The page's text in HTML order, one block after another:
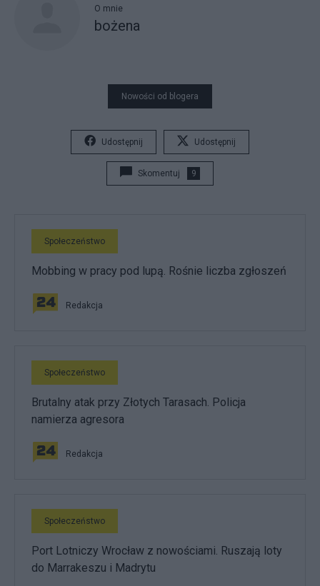
O mnie
bożena
Nowości od blogera
Udostępnij Udostępnij
Skomentuj 9
Społeczeństwo
Mobbing w pracy pod lupą. Rośnie liczba zgłoszeń
Redakcja
Społeczeństwo
Brutalny atak przy Złotych Tarasach. Policja
namierza agresora
Redakcja
Społeczeństwo
Port Lotniczy Wrocław z nowościami. Ruszają loty
do Marrakeszu i Madrytu